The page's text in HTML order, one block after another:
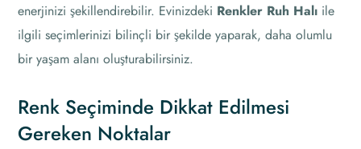
enerjinizi şekillendirebilir. Evinizdeki Renkler Ruh Halı ile
ilgili seçimlerinizi bilinçli bir şekilde yaparak, daha olumlu
bir yaşam alanı oluşturabilirsiniz.
Renk Seçiminde Dikkat Edilmesi
Gereken Noktalar